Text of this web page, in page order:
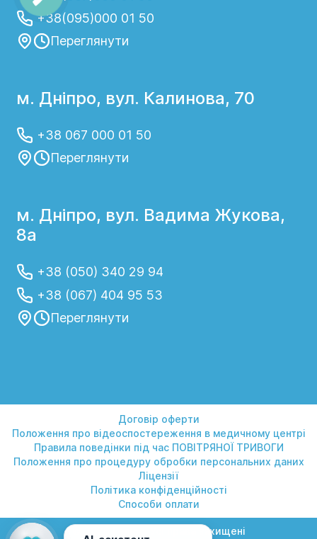
+38(095)000 01 50
Переглянути
м. Дніпро, вул. Калинова, 70
+38 067 000 01 50
Переглянути
м. Дніпро, вул. Вадима Жукова,
8а
+38 (050) 340 29 94
+38 (067) 404 95 53
Переглянути
Договір оферти
Положення про відеоспостереження в медичному центрі
Правила поведінки під час ПОВІТРЯНОЇ ТРИВОГИ
Положення про процедуру обробки персональних даних
Ліцензії
Політика конфіденційності
Способи оплати
© 2026 Геліос. Усі права захищені